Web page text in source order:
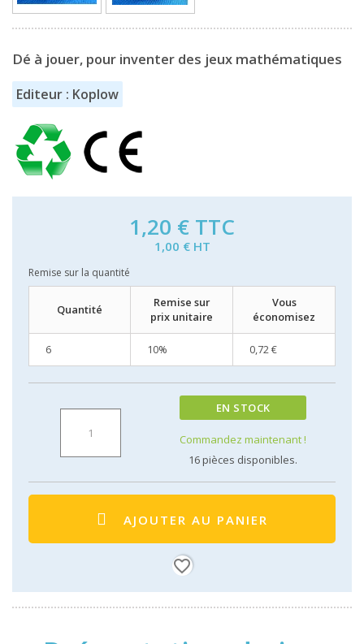
Dé à jouer, pour inventer des jeux mathématiques
Editeur : Koplow
1,20 € TTC
1,00 € HT
Remise sur la quantité
Quantité
Remise sur
prix unitaire
Vous
économisez
6 10% 0,72 €
EN STOCK
Commandez maintenant !
16pièces disponibles.
AJOUTER AU PANIER
favorite_border